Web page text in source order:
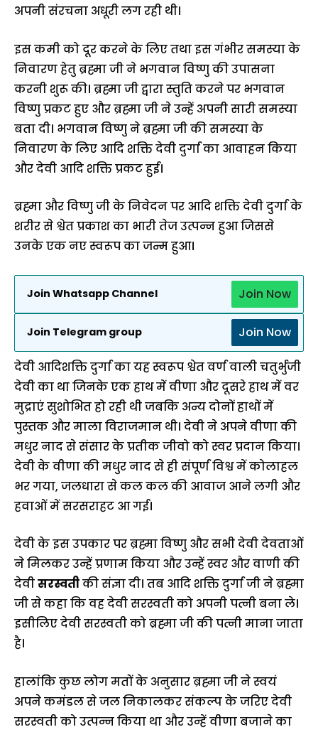
अपनी संरचना अधूरी लग रही थी।
इस कमी को दूर करने के लिए तथा इस गंभीर समस्या के
निवारण हेतु ब्रह्मा जी ने भगवान विष्णु की उपासना
करनी शुरू की। ब्रह्मा जी द्वारा स्तुति करने पर भगवान
विष्णु प्रकट हुए और ब्रह्मा जी ने उन्हें अपनी सारी समस्या
बता दी। भगवान विष्णु ने ब्रह्मा जी की समस्या के
निवारण के लिए आदि शक्ति देवी दुर्गा का आवाहन किया
और देवी आदि शक्ति प्रकट हुई।
ब्रह्मा और विष्णु जी के निवेदन पर आदि शक्ति देवी दुर्गा के
शरीर से श्वेत प्रकाश का भारी तेज उत्पन्न हुआ जिससे
उनके एक नए स्वरूप का जन्म हुआ।
Join Whatsapp Channel Join Now
Join Telegram group Join Now
देवी आदिशक्ति दुर्गा का यह स्वरूप श्वेत वर्ण वाली चतुर्भुजी
देवी का था जिनके एक हाथ में वीणा और दूसरे हाथ में वर
मुद्राएं सुशोभित हो रही थी जबकि अन्य दोनों हाथों में
पुस्तक और माला विराजमान थी। देवी ने अपने वीणा की
मधुर नाद से संसार के प्रतीक जीवो को स्वर प्रदान किया।
देवी के वीणा की मधुर नाद से ही संपूर्ण विश्व में कोलाहल
भर गया, जलधारा से कल कल की आवाज आने लगी और
हवाओं में सरसराहट आ गई।
देवी के इस उपकार पर ब्रह्मा विष्णु और सभी देवी देवताओं
ने मिलकर उन्हें प्रणाम किया और उन्हें स्वर और वाणी की
देवीसरस्वतीकी संज्ञा दी। तब आदि शक्ति दुर्गा जी ने ब्रह्मा
जी से कहा कि वह देवी सरस्वती को अपनी पत्नी बना ले।
इसीलिए देवी सरस्वती को ब्रह्मा जी की पत्नी माना जाता
है।
हालांकि कुछ लोग मतों के अनुसार ब्रह्मा जी ने स्वयं
अपने कमंडल से जल निकालकर संकल्प के जरिए देवी
सरस्वती को उत्पन्न किया था और उन्हें वीणा बजाने का